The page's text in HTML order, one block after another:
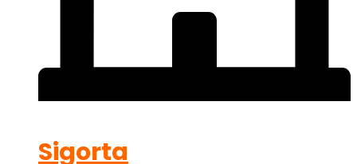
Sigorta